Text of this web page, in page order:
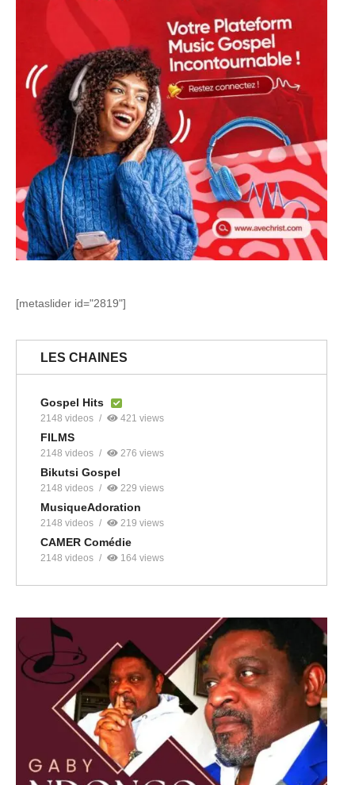
[metaslider id="2819"]
LES CHAINES
Gospel Hits
2148 videos 421 views
FILMS
2148 videos 276 views
Bikutsi Gospel
2148 videos 229 views
MusiqueAdoration
2148 videos 219 views
CAMER Comédie
2148 videos 164 views